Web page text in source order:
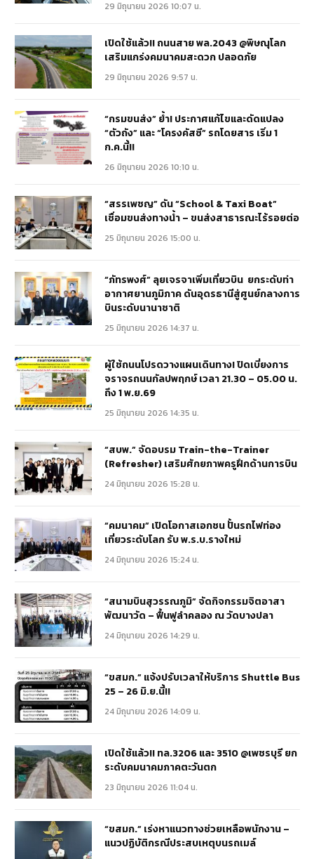
29 มิถุนายน 2026 10:07 น.
เปิดใช้แล้ว!! ถนนสาย พล.2043 @พิษณุโลก
เสริมแกร่งคมนาคมสะดวก ปลอดภัย
29 มิถุนายน 2026 9:57 น.
“กรมขนส่ง” ย้ำ! ประกาศแก้ไขและดัดแปลง
“ตัวถัง” และ “โครงคัสซี” รถโดยสาร เริ่ม 1
ก.ค.นี้!!
26 มิถุนายน 2026 10:10 น.
“สรรเพชญ” ดัน “School & Taxi Boat”
เชื่อมขนส่งทางน้ำ – ขนส่งสาธารณะไร้รอยต่อ
25 มิถุนายน 2026 15:00 น.
“ภัทรพงศ์” ลุยเจรจาเพิ่มเที่ยวบิน ยกระดับท่า
อากาศยานภูมิภาค ดันอุดรธานีสู่ศูนย์กลางการ
บินระดับนานาชาติ
25 มิถุนายน 2026 14:37 น.
ผู้ใช้ถนนโปรดวางแผนเดินทาง! ปิดเบี่ยงการ
จราจรถนนกัลปพฤกษ์ เวลา 21.30 – 05.00 น.
ถึง 1 พ.ย.69
25 มิถุนายน 2026 14:35 น.
“สบพ.” จัดอบรม Train-the-Trainer
(Refresher) เสริมศักยภาพครูฝึกด้านการบิน
24 มิถุนายน 2026 15:28 น.
“คมนาคม” เปิดโอกาสเอกชน ปั้นรถไฟท่อง
เที่ยวระดับโลก รับ พ.ร.บ.รางใหม่
24 มิถุนายน 2026 15:24 น.
“สนามบินสุวรรณภูมิ” จัดกิจกรรมจิตอาสา
พัฒนาวัด – ฟื้นฟูลำคลอง ณ วัดบางปลา
24 มิถุนายน 2026 14:29 น.
“ขสมก.” แจ้งปรับเวลาให้บริการ Shuttle Bus
25 – 26 มิ.ย.นี้!!
24 มิถุนายน 2026 14:09 น.
เปิดใช้แล้ว!! ทล.3206 และ 3510 @เพชรบุรี ยก
ระดับคมนาคมภาคตะวันตก
23 มิถุนายน 2026 11:04 น.
“ขสมก.” เร่งหาแนวทางช่วยเหลือพนักงาน –
แนวปฏิบัติกรณีประสบเหตุบนรถเมล์